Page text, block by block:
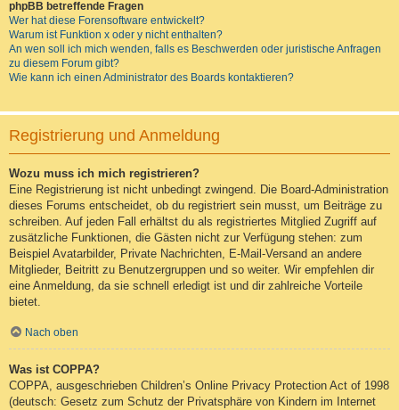
phpBB betreffende Fragen
Wer hat diese Forensoftware entwickelt?
Warum ist Funktion x oder y nicht enthalten?
An wen soll ich mich wenden, falls es Beschwerden oder juristische Anfragen
zu diesem Forum gibt?
Wie kann ich einen Administrator des Boards kontaktieren?
Registrierung und Anmeldung
Wozu muss ich mich registrieren?
Eine Registrierung ist nicht unbedingt zwingend. Die Board-Administration
dieses Forums entscheidet, ob du registriert sein musst, um Beiträge zu
schreiben. Auf jeden Fall erhältst du als registriertes Mitglied Zugriff auf
zusätzliche Funktionen, die Gästen nicht zur Verfügung stehen: zum
Beispiel Avatarbilder, Private Nachrichten, E-Mail-Versand an andere
Mitglieder, Beitritt zu Benutzergruppen und so weiter. Wir empfehlen dir
eine Anmeldung, da sie schnell erledigt ist und dir zahlreiche Vorteile
bietet.
Nach oben
Was ist COPPA?
COPPA, ausgeschrieben Children’s Online Privacy Protection Act of 1998
(deutsch: Gesetz zum Schutz der Privatsphäre von Kindern im Internet